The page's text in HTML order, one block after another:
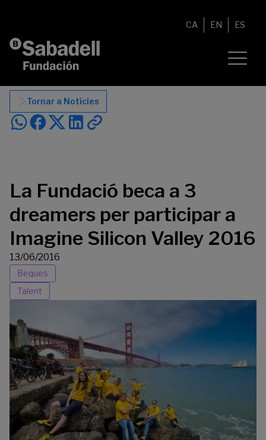
CA EN ES
Tornar a Notícies
La Fundació beca a 3
dreamers per participar a
Imagine Silicon Valley 2016
13/06/2016
Beques
Talent